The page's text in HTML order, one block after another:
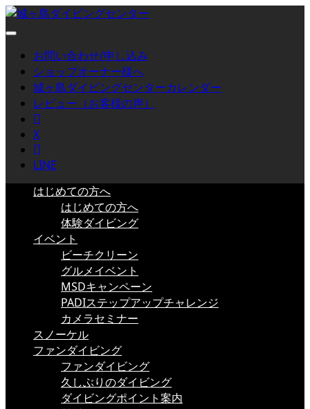
お問い合わせ/申し込み
ショップオーナー様へ
城ヶ島ダイビングセンターカレンダー
レビュー（お客様の声）
X
LINE
はじめての方へ
はじめての方へ
体験ダイビング
イベント
ビーチクリーン
グルメイベント
MSDキャンペーン
PADIステップアップチャレンジ
カメラセミナー
スノーケル
ファンダイビング
ファンダイビング
久しぶりのダイビング
ダイビングポイント案内